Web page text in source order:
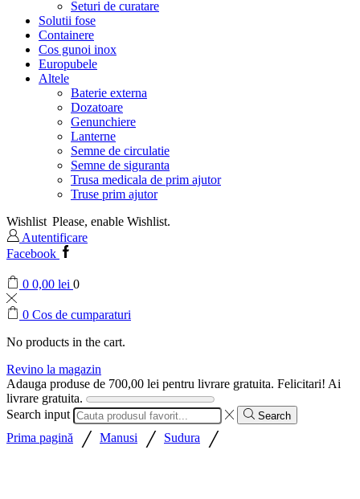
Seturi de curatare
Solutii fose
Containere
Cos gunoi inox
Europubele
Altele
Baterie externa
Dozatoare
Genunchiere
Lanterne
Semne de circulatie
Semne de siguranta
Trusa medicala de prim ajutor
Truse prim ajutor
Wishlist Please, enable Wishlist.
Autentificare
Facebook
0 0,00 lei 0
0 Cos de cumparaturi
No products in the cart.
Revino la magazin
Adauga produse de 700,00 lei pentru livrare gratuita. Felicitari! Ai
livrare gratuita.
Search input
Search
Prima pagină / Manusi / Sudura /